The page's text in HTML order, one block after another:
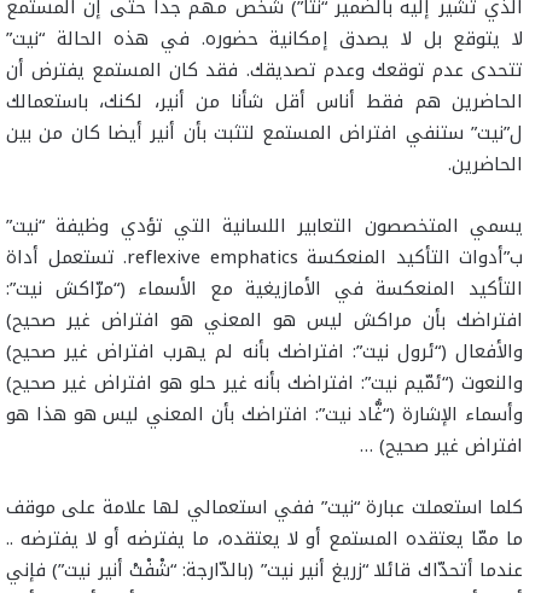
لا يتوقع بل لا يصدق إمكانية حضوره. في هذه الحالة “نيت”
تتحدى عدم توقعك وعدم تصديقك. فقد كان المستمع يفترض أن
الحاضرين هم فقط أناس أقل شأنا من أنير، لكنك، باستعمالك
ل”نيت” ستنفي افتراض المستمع لتثبت بأن أنير أيضا كان من بين
الحاضرين.
يسمي المتخصصون التعابير اللسانية التي تؤدي وظيفة “نيت”
ب”أدوات التأكيد المنعكسة reflexive emphatics. تستعمل أداة
التأكيد المنعكسة في الأمازيغية مع الأسماء (“مرّاكش نيت”:
افتراضك بأن مراكش ليس هو المعني هو افتراض غير صحيح)
والأفعال (“ئرول نيت”: افتراضك بأنه لم يهرب افتراض غير صحيح)
والنعوت (“ئمّيم نيت”: افتراضك بأنه غير حلو هو افتراض غير صحيح)
وأسماء الإشارة (“غُّاد نيت”: افتراضك بأن المعني ليس هو هذا هو
افتراض غير صحيح) …
كلما استعملت عبارة “نيت” ففي استعمالي لها علامة على موقف
ما ممّا يعتقده المستمع أو لا يعتقده، ما يفترضه أو لا يفترضه ..
عندما أتحدّاك قائلا “زريغ أنير نيت” (بالدّارجة: “شْفْتْ أنير نيت”) فإني